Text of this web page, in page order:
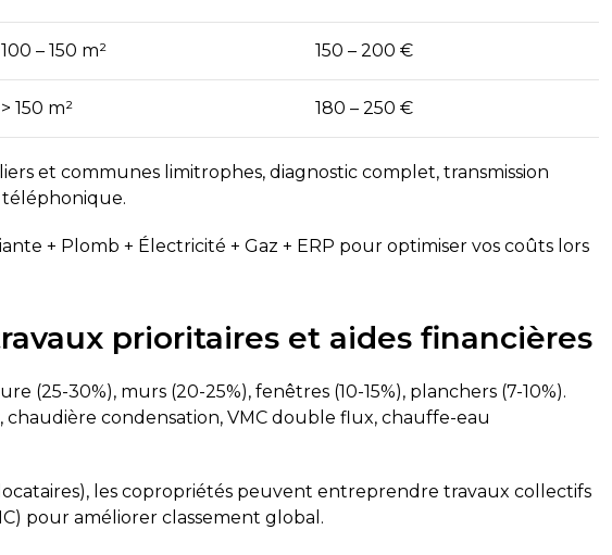
100 – 150 m² 150 – 200 €
> 150 m² 180 – 250 €
et communes limitrophes, diagnostic complet, transmission
téléphonique.
+ Plomb + Électricité + Gaz + ERP pour optimiser vos coûts lors
prioritaires et aides financières
(25-30%), murs (20-25%), fenêtres (10-15%), planchers (7-10%).
condensation, VMC double flux, chauffe-eau
les copropriétés peuvent entreprendre travaux collectifs
pour améliorer classement global.